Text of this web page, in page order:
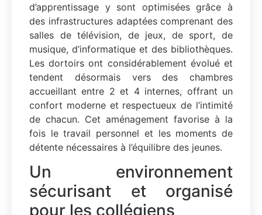
d’apprentissage y sont optimisées grâce à
des infrastructures adaptées comprenant des
salles de télévision, de jeux, de sport, de
musique, d’informatique et des bibliothèques.
Les dortoirs ont considérablement évolué et
tendent désormais vers des chambres
accueillant entre 2 et 4 internes, offrant un
confort moderne et respectueux de l’intimité
de chacun. Cet aménagement favorise à la
fois le travail personnel et les moments de
détente nécessaires à l’équilibre des jeunes.
Un environnement
sécurisant et organisé
pour les collégiens